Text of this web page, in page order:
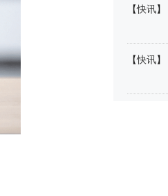
【快讯】
【快讯】